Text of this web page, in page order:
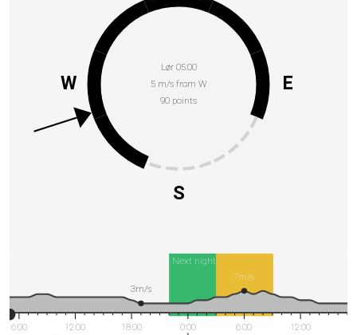
Lør 05:00
5 m/s from W
90 points
E
S
W
Next night
6:00
12:00
18:00 0:00 6:00
12:00
7m/s
3m/s